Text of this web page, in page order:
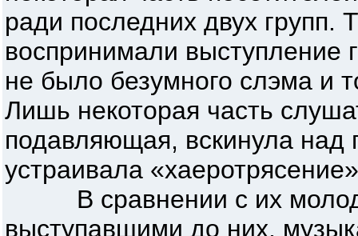
ради последних двух групп.
воспринимали выступление
не было безумного слэма и
Лишь некоторая часть
подавляющая, вскинула над
устраивала
В сравнении с их
выступавшими до них,